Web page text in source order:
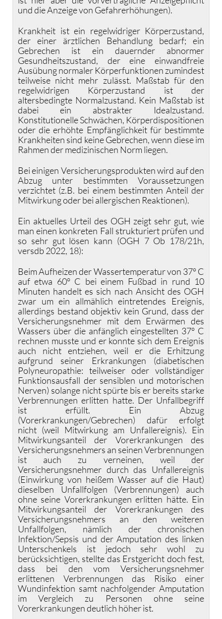
und die Anzeige von Gefahrerhöhungen).
Krankheit ist ein regelwidriger Körperzustand,
der einer ärztlichen Behandlung bedarf; ein
Gebrechen ist ein dauernder abnormer
Gesundheitszustand, der eine einwandfreie
Ausübung normaler Körperfunktionen zumindest
teilweise nicht mehr zulässt. Maßstab für den
regelwidrigen Körperzustand ist der
altersbedingte Normalzustand. Kein Maßstab ist
dabei ein abstrakter Idealzustand.
Konstitutionelle Schwächen, Körperdispositionen
oder die erhöhte Empfänglichkeit für bestimmte
Krankheiten sind keine Gebrechen, wenn diese im
Rahmen der medizinischen Norm liegen.
Bei einigen Versicherungsprodukten wird auf den
Abzug unter bestimmten Voraussetzungen
verzichtet (z.B. bei einem bestimmten Anteil der
Mitwirkung oder bei allergischen Reaktionen).
Ein aktuelles Urteil des OGH zeigt sehr gut, wie
man einen konkreten Fall strukturiert prüfen und
so sehr gut lösen kann (OGH 7 Ob 178/21h,
versdb 2022, 18):
Beim Aufheizen der Wassertemperatur von 37° C
auf etwa 60° C bei einem Fußbad in rund 10
Minuten handelt es sich nach Ansicht des OGH
zwar um ein allmählich eintretendes Ereignis,
allerdings bestand objektiv kein Grund, dass der
Versicherungsnehmer mit dem Erwärmen des
Wassers über die anfänglich eingestellten 37° C
rechnen musste und er konnte sich dem Ereignis
auch nicht entziehen, weil er die Erhitzung
aufgrund seiner Erkrankungen (diabetischen
Polyneuropathie: teilweiser oder vollständiger
Funktionsausfall der sensiblen und motorischen
Nerven) solange nicht spürte bis er bereits starke
Verbrennungen erlitten hatte. Der Unfallbegriff
ist erfüllt. Ein Abzug
(Vorerkrankungen/Gebrechen) dafür erfolgt
nicht (weil Mitwirkung am Unfallereignis). Ein
Mitwirkungsanteil der Vorerkrankungen des
Versicherungsnehmers an seinen Verbrennungen
ist auch zu verneinen, weil der
Versicherungsnehmer durch das Unfallereignis
(Einwirkung von heißem Wasser auf die Haut)
dieselben Unfallfolgen (Verbrennungen) auch
ohne seine Vorerkrankungen erlitten hätte. Ein
Mitwirkungsanteil der Vorerkrankungen des
Versicherungsnehmers an den weiteren
Unfallfolgen, nämlich der chronischen
Infektion/Sepsis und der Amputation des linken
Unterschenkels ist jedoch sehr wohl zu
berücksichtigen, stellte das Erstgericht doch fest,
dass bei den vom Versicherungsnehmer
erlittenen Verbrennungen das Risiko einer
Wundinfektion samt nachfolgender Amputation
im Vergleich zu Personen ohne seine
Vorerkrankungen deutlich höher ist.